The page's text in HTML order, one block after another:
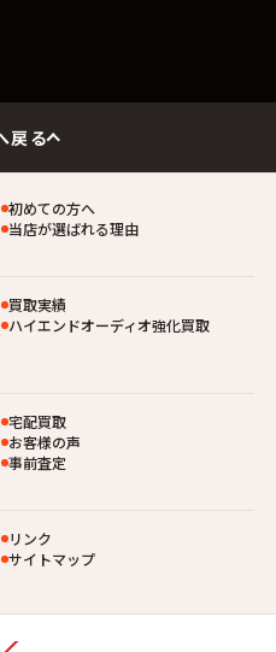
戻る
初めての方へ
当店が選ばれる理由
買取実績
ハイエンドオーディオ強化買取
宅配買取
お客様の声
事前査定
リンク
サイトマップ